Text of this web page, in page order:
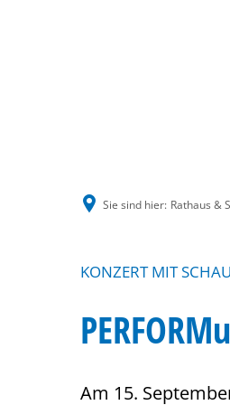
Sie sind hier: Rathaus &
KONZERT MIT
Am 15.